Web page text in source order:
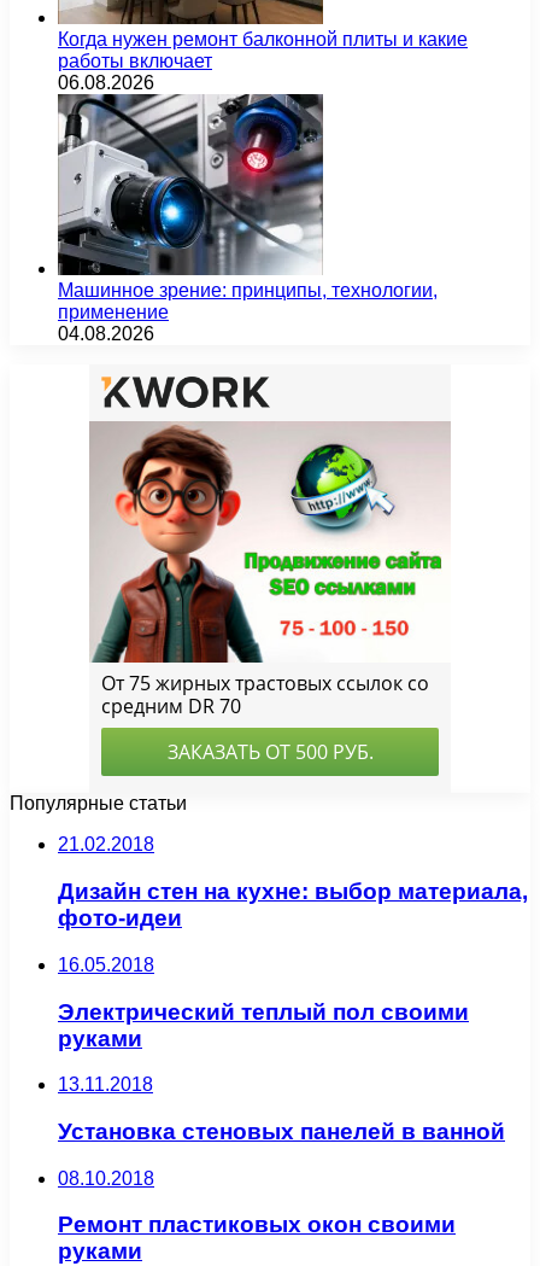
Когда нужен ремонт балконной плиты и какие
работы включает
06.08.2026
Машинное зрение: принципы, технологии,
применение
04.08.2026
Популярные статьи
21.02.2018
Дизайн стен на кухне: выбор материала,
фото-идеи
16.05.2018
Электрический теплый пол своими
руками
13.11.2018
Установка стеновых панелей в ванной
08.10.2018
Ремонт пластиковых окон своими
руками